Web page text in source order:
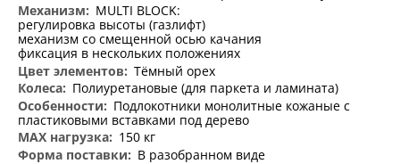
MULTI BLOCK:
регулировка высоты (газлифт)
механизм со смещенной осью качания
фиксация в нескольких положениях
Тёмный орех
Полиуретановые (для паркета и ламината)
Подлокотники монолитные кожаные с
пластиковыми вставками под дерево
150 кг
В разобранном виде